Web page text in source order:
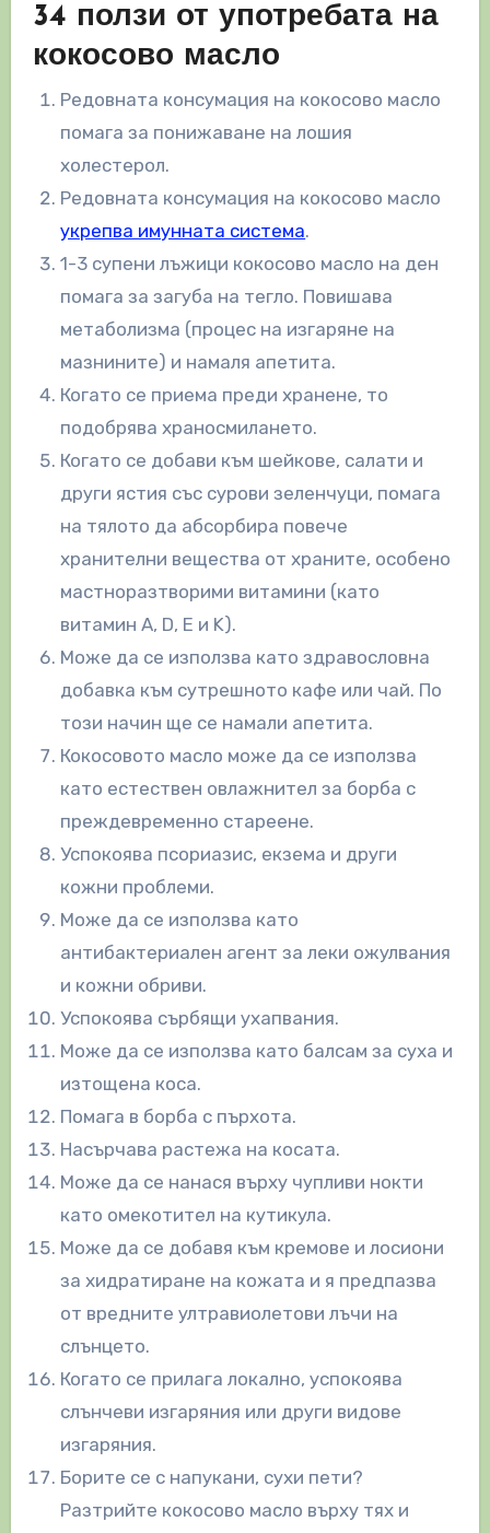
34 ползи от употребата на
кокосово масло
Редовната консумация на кокосово масло
помага за понижаване на лошия
холестерол.
Редовната консумация на кокосово масло
укрепва имунната система.
1-3 супени лъжици кокосово масло на ден
помага за загуба на тегло. Повишава
метаболизма (процес на изгаряне на
мазнините) и намаля апетита.
Когато се приема преди хранене, то
подобрява храносмилането.
Когато се добави към шейкове, салати и
други ястия със сурови зеленчуци, помага
на тялото да абсорбира повече
хранителни вещества от храните, особено
мастноразтворими витамини (като
витамин А, D, E и K).
Може да се използва като здравословна
добавка към сутрешното кафе или чай. По
този начин ще се намали апетита.
Кокосовото масло може да се използва
като естествен овлажнител за борба с
преждевременно стареене.
Успокоява псориазис, екзема и други
кожни проблеми.
Може да се използва като
антибактериален агент за леки ожулвания
и кожни обриви.
Успокоява сърбящи ухапвания.
Може да се използва като балсам за суха и
изтощена коса.
Помага в борба с пърхота.
Насърчава растежа на косата.
Може да се нанася върху чупливи нокти
като омекотител на кутикула.
Може да се добавя към кремове и лосиони
за хидратиране на кожата и я предпазва
от вредните ултравиолетови лъчи на
слънцето.
Когато се прилага локално, успокоява
слънчеви изгаряния или други видове
изгаряния.
Борите се с напукани, сухи пети?
Разтрийте кокосово масло върху тях и